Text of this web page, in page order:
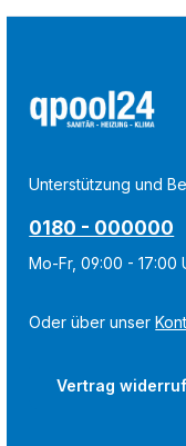
Unterstützung und
0180 - 000000
Mo-Fr, 09:00 - 17:00
Oder über unser
Vertrag